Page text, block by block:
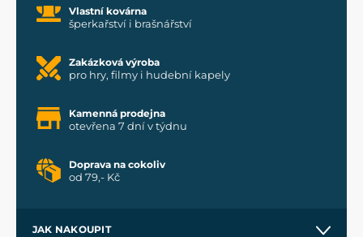
Vlastní kovárna
šperkařství i brašnářství
Zakázková výroba
pro hry, filmy i hudební kapely
Kamenná prodejna
otevřena 7 dní v týdnu
Doprava na cokoliv
od 79,- Kč
JAK NAKOUPIT